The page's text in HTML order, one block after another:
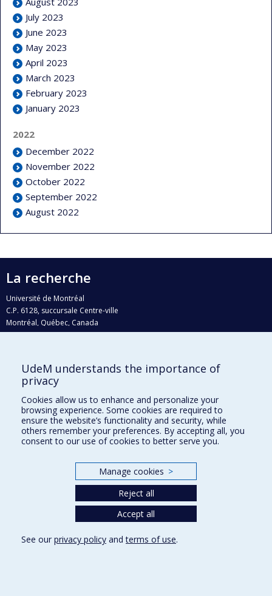
July 2023
June 2023
May 2023
April 2023
March 2023
February 2023
January 2023
2022
December 2022
November 2022
October 2022
September 2022
August 2022
La recherche
Université de Montréal
C.P. 6128, succursale Centre-ville
Montréal, Québec, Canada
H3C 3J7
Qui fait quoi?
Nous trouver
Plan du site
Accessibilité
UdeM understands the importance of
privacy
Cookies allow us to enhance and personalize your
browsing experience. Some cookies are required to
ensure the website’s functionality and security, while
others remember your preferences. By accepting all, you
consent to our use of cookies to better serve you.
Manage cookies >
Reject all
Accept all
See our privacy policy andterms of use.